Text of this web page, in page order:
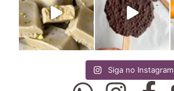
Siga no Instagram